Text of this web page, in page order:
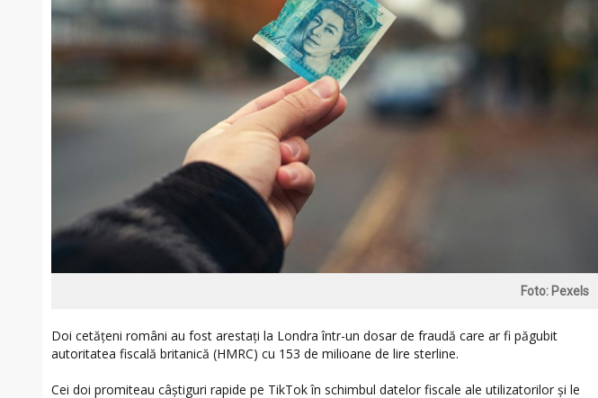
Foto: Pexels
Doi cetățeni români au fost arestați la Londra într-un dosar de fraudă care ar fi păgubit
autoritatea fiscală britanică (HMRC) cu 153 de milioane de lire sterline.
Cei doi promiteau câștiguri rapide pe TikTok în schimbul datelor fiscale ale utilizatorilor și le